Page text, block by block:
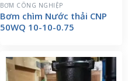
BƠM CÔNG NGHIỆP
Bơm chìm Nước thải CNP
50WQ 10-10-0.75